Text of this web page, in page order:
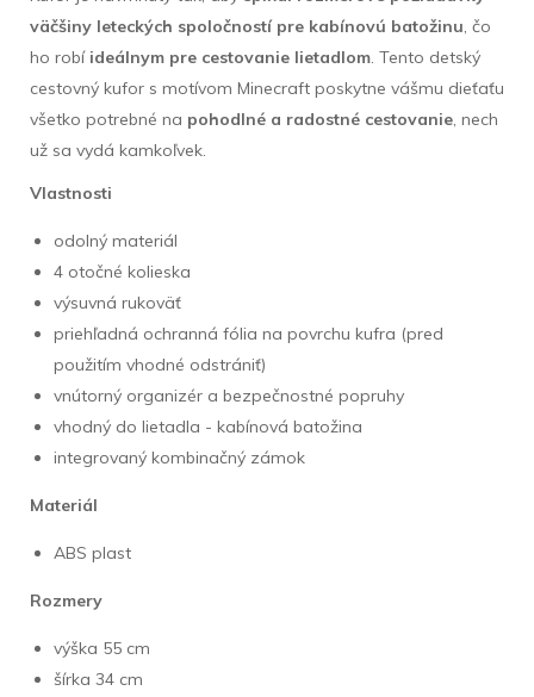
väčšiny leteckých spoločností pre kabínovú batožinu, čo
ho robí ideálnym pre cestovanie lietadlom. Tento detský
cestovný kufor s motívom Minecraft poskytne vášmu dieťaťu
všetko potrebné na pohodlné a radostné cestovanie, nech
už sa vydá kamkoľvek.
Vlastnosti
odolný materiál
4 otočné kolieska
výsuvná rukoväť
priehľadná ochranná fólia na povrchu kufra (pred
použitím vhodné odstrániť)
vnútorný organizér a bezpečnostné popruhy
vhodný do lietadla - kabínová batožina
integrovaný kombinačný zámok
Materiál
ABS plast
Rozmery
výška 55 cm
šírka 34 cm